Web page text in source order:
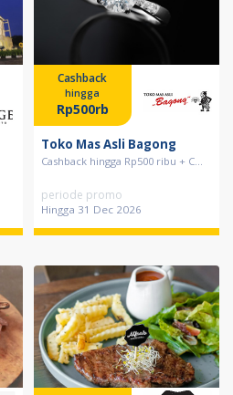
Cashback
hingga
Rp500rb
Toko Mas Asli Bagong
Cashback hingga Rp500 ribu + C...
periode promo
Hingga 31 Dec 2026